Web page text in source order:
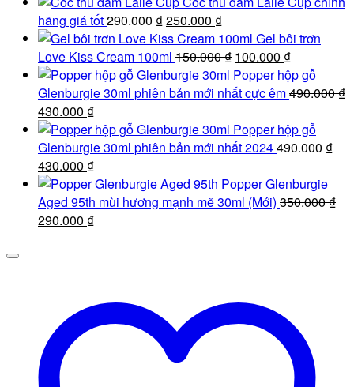
hãng giá tốt290.000₫Giá
gốc
là:
290.000 ₫.
250.000 ₫Giá
hiện
tại
là:
250.000 ₫.
Gel bôi trơn
Love Kiss Cream 100ml 150.000₫ Giá
gốc
là:
100.000 ₫Giá
hiện
tại
100.000 ₫.
Popper hộp gỗ
Glenburgie 30ml phiên bản mới nhất cực êm490.000₫
Giá
gốc
là:
490.000 ₫.
430.000 ₫Giá
hiện
tại
là:
430.000 ₫.
Popper hộp gỗ
Glenburgie 30ml phiên bản mới nhất 2024490.000₫
Giá
gốc
là:
490.000 ₫.
430.000 ₫Giá
hiện
tại
là:
Popper Glenburgie
Aged 95th mùi hương mạnh mẽ 30ml (Mới) 350.000₫
Giá
290.000 ₫Giá